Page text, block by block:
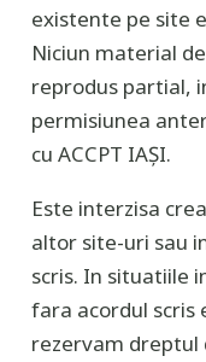
existente pe site
Niciun material
reprodus partial,
permisiunea
cu ACCPT IAȘI.
Este interzisa
altor site-uri sau
scris. In situatiile
fara acordul scris
rezervam dreptul